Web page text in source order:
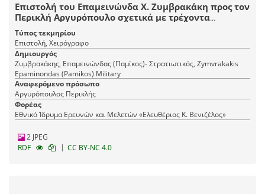
Επιστολή του Επαμεινώνδα Χ. Ζυμβρακάκη προς τον
Περικλή Αργυρόπουλο σχετικά με τρέχοντα
ζήτήματα, που αφορούν συγκεκριμένη αγορά και
την ανάγκη ο Καλαντούλης να υποβάλει
λογαριασμό δαπανών, κατά την περίοδο του
πρώτου παγκοσμίου πολέμου στο θέατρο
επιχειρήσεων της Θεσσαλονίκης.
Τύπος τεκμηρίου
Επιστολή, Χειρόγραφο
Δημιουργός
Ζυμβρακάκης, Επαμεινώνδας (Παμίκος)- Στρατιωτικός, Zymvrakakis
Epaminondas (Pamikos) Military
Αναφερόμενο πρόσωπο
Αργυρόπουλος Περικλής
Φορέας
Εθνικό Ίδρυμα Ερευνών και Μελετών «Ελευθέριος Κ. Βενιζέλος»
2 JPEG
RDF
| CC BY-NC 4.0